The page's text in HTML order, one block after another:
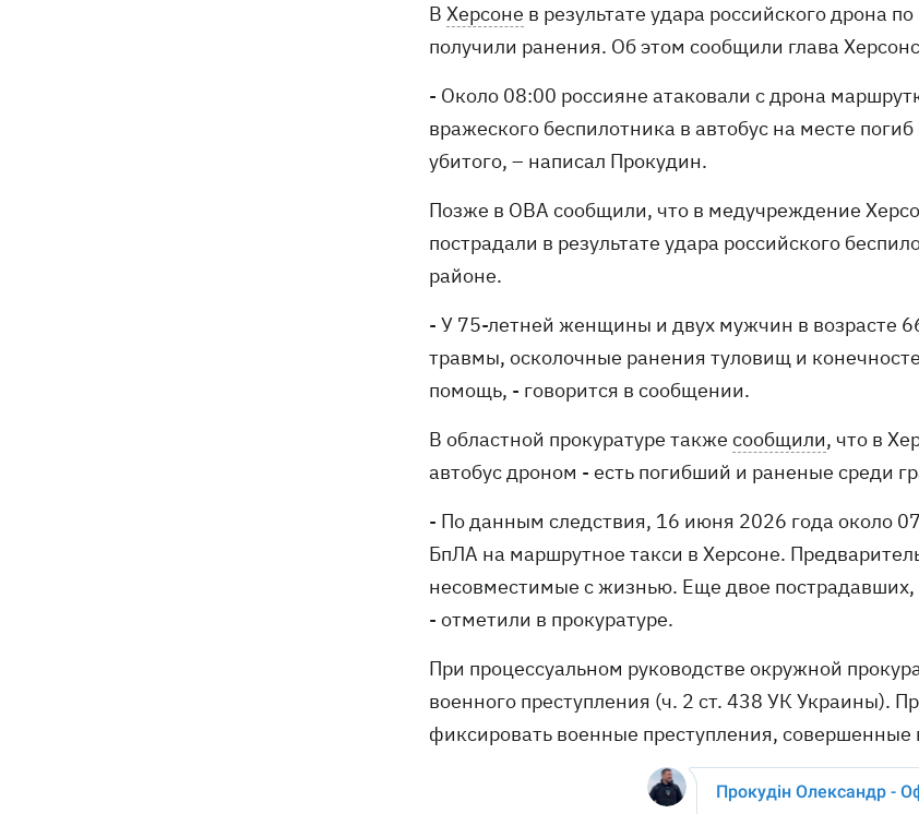
В Херсоне в результате удара российского дрона
получили ранения. Об этом сообщили глава
- Около 08:00 россияне атаковали с дрона
вражеского беспилотника в автобус на месте
убитого, – написал Прокудин.
Позже в ОВА сообщили, что в медучреждение
пострадали в результате удара российского
районе.
- У 75-летней женщины и двух мужчин в возрасте
травмы, осколочные ранения туловищ и
помощь, - говорится в сообщении.
В областной прокуратуре также сообщили, что в
автобус дроном - есть погибший и раненые среди
- По данным следствия, 16 июня 2026 года около
БпЛА на маршрутное такси в Херсоне.
несовместимые с жизнью. Еще двое
- отметили в прокуратуре.
При процессуальном руководстве окружной
военного преступления (ч. 2 ст. 438 УК Украины).
фиксировать военные преступления,